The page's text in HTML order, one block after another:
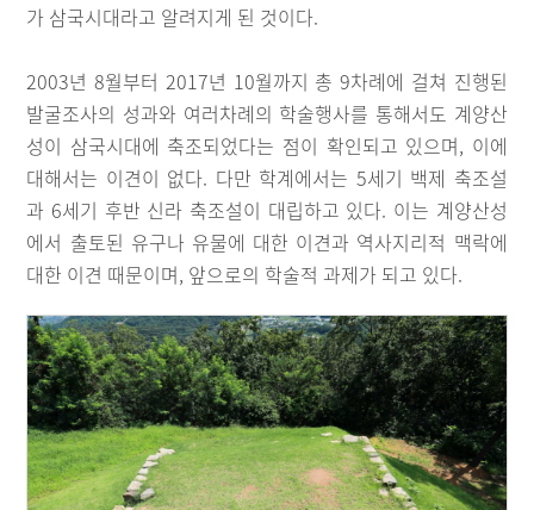
가 삼국시대라고 알려지게 된 것이다.
2003년 8월부터 2017년 10월까지 총 9차례에 걸쳐 진행된
발굴조사의 성과와 여러차례의 학술행사를 통해서도 계양산
성이 삼국시대에 축조되었다는 점이 확인되고 있으며, 이에
대해서는 이견이 없다. 다만 학계에서는 5세기 백제 축조설
과 6세기 후반 신라 축조설이 대립하고 있다. 이는 계양산성
에서 출토된 유구나 유물에 대한 이견과 역사지리적 맥락에
대한 이견 때문이며, 앞으로의 학술적 과제가 되고 있다.